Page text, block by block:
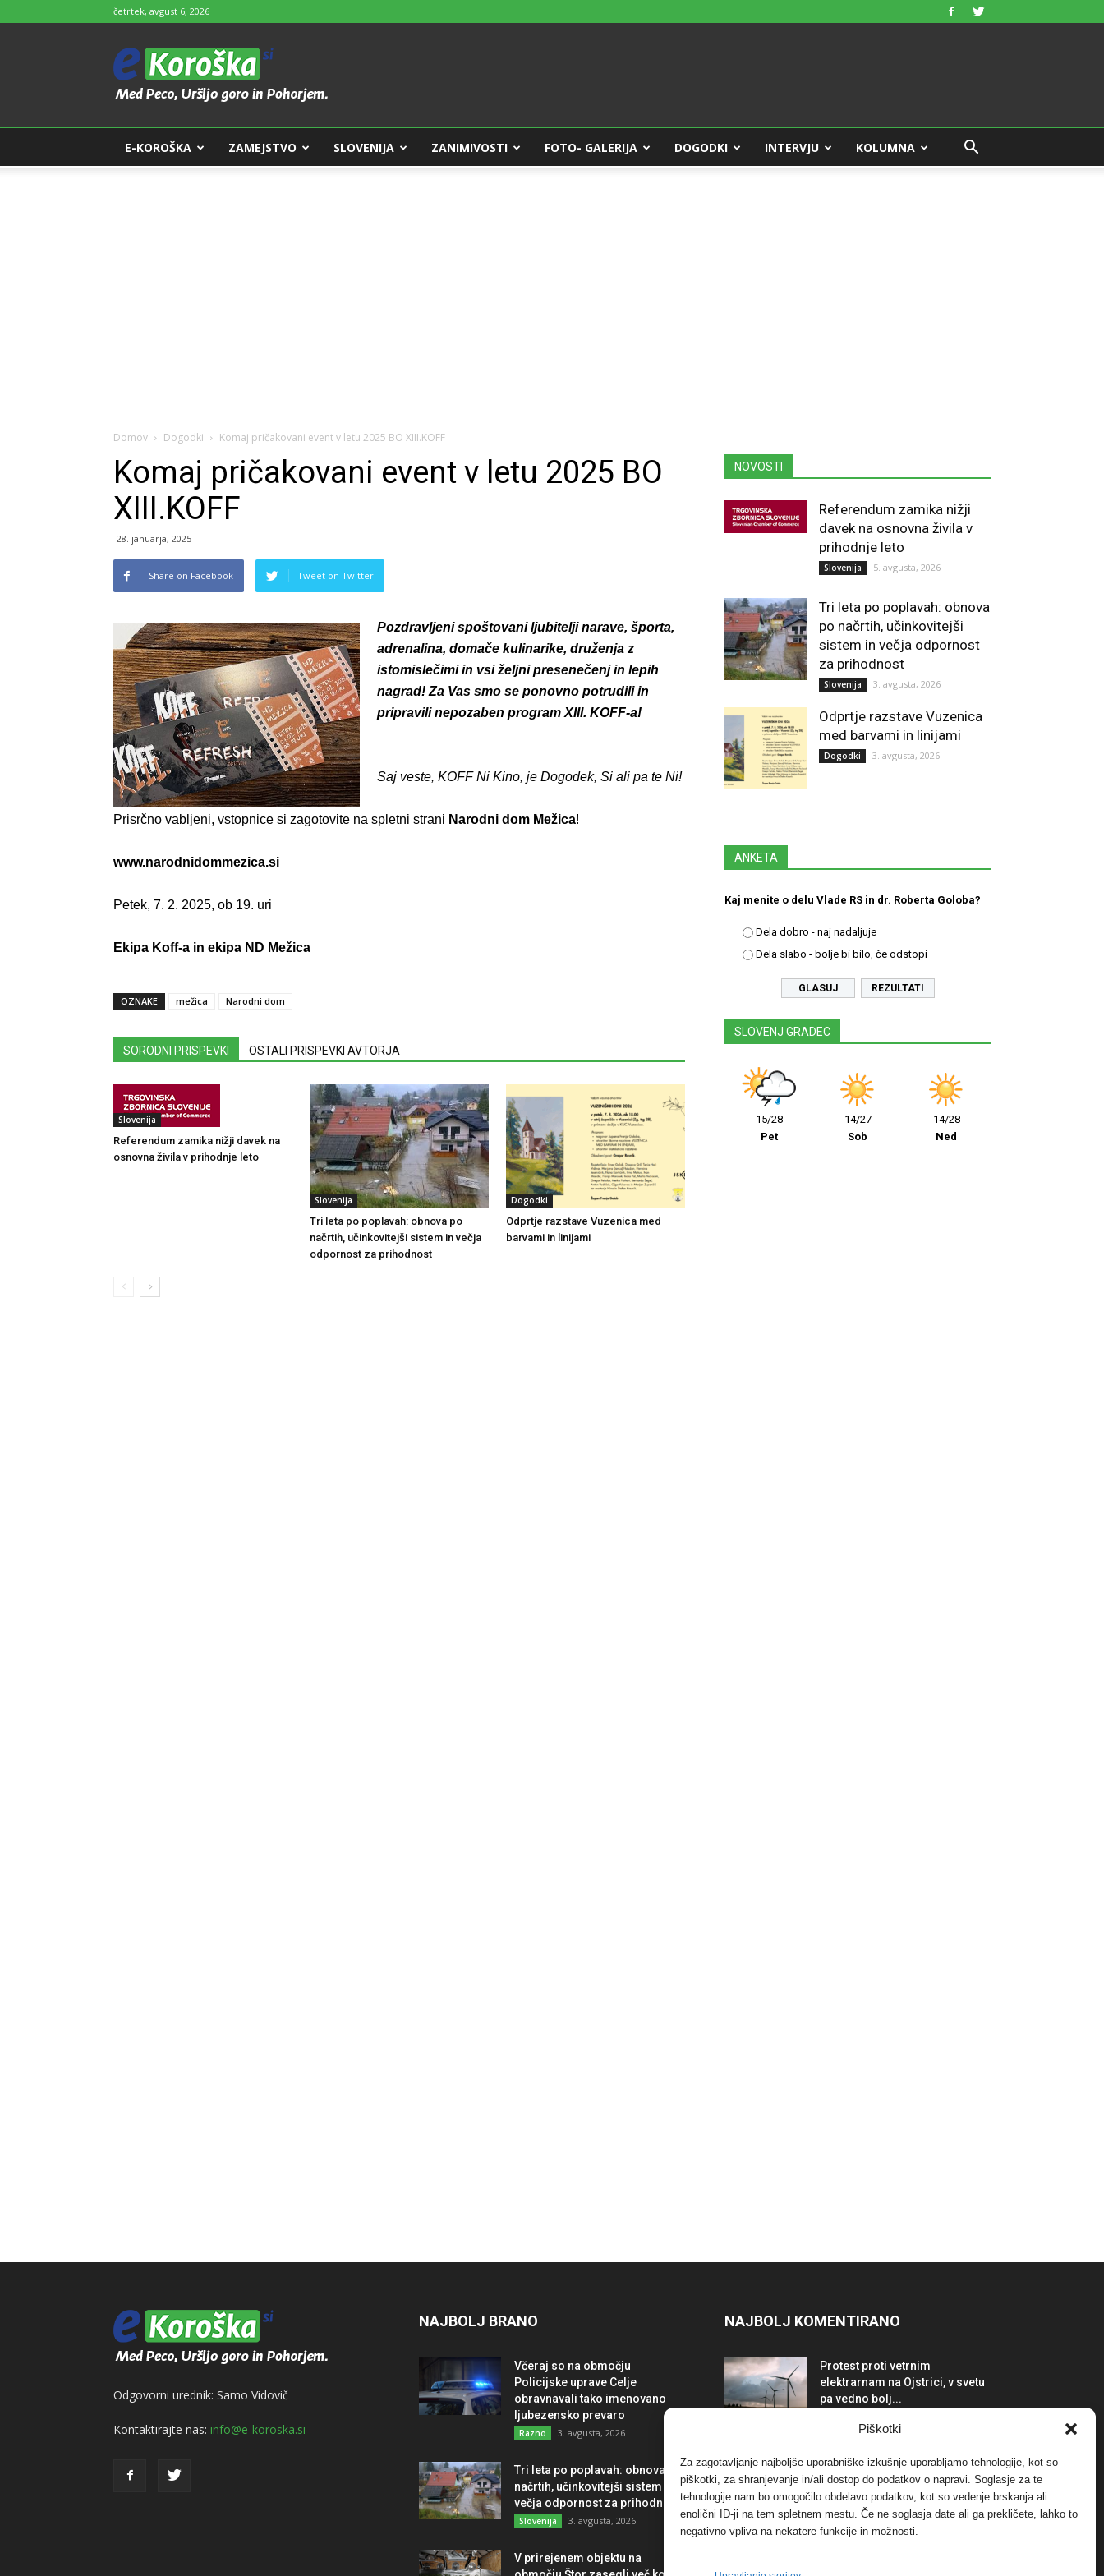
Piškotki
Za zagotavljanje najboljše uporabniške izkušnje uporabljamo tehnologije, kot so
piškotki, za shranjevanje in/ali dostop do podatkov o napravi. Soglasje za te
tehnologije nam bo omogočilo obdelavo podatkov, kot so vedenje brskanja ali
enolični ID-ji na tem spletnem mestu. Če ne soglasja date ali ga prekličete, lahko to
negativno vpliva na nekatere funkcije in možnosti.
četrtek, avgust 6, 2026
e-
Koroška
E-KOROŠKA ZAMEJSTVO SLOVENIJA ZANIMIVOSTI FOTO- GALERIJA DOGODKI INTERVJU KOLUMNA
Domov Dogodki Komaj pričakovani event v letu 2025 BO XIII.KOFF
Komaj pričakovani event v letu 2025 BO
XIII.KOFF
28. januarja, 2025
Share on Facebook Tweet on Twitter
Pozdravljeni spoštovani ljubitelji narave, športa,
adrenalina, domače kulinarike, druženja z
istomislečimi in vsi željni presenečenj in lepih
nagrad! Za Vas smo se ponovno potrudili in
pripravili nepozaben program XIII. KOFF-a!
Saj veste, KOFF Ni Kino, je Dogodek, Si ali pa te Ni!
Prisrčno vabljeni, vstopnice si zagotovite na spletni strani Narodni dom Mežica!
www.narodnidommezica.si
Petek, 7. 2. 2025, ob 19. uri
Ekipa Koff-a in ekipa ND Mežica
OZNAKE mežica Narodni dom
SORODNI PRISPEVKI OSTALI PRISPEVKI AVTORJA
Slovenija
Referendum zamika nižji davek na
osnovna živila v prihodnje leto
Slovenija
Tri leta po poplavah: obnova po
načrtih, učinkovitejši sistem in večja
odpornost za prihodnost
Dogodki
Odprtje razstave Vuzenica med
barvami in linijami
NOVOSTI
Referendum zamika nižji
davek na osnovna živila v
prihodnje leto
Slovenija 5. avgusta, 2026
Tri leta po poplavah: obnova
po načrtih, učinkovitejši
sistem in večja odpornost
za prihodnost
Slovenija 3. avgusta, 2026
Odprtje razstave Vuzenica
med barvami in linijami
Dogodki 3. avgusta, 2026
ANKETA
Kaj menite o delu Vlade RS in dr. Roberta Goloba?
Dela dobro - naj nadaljuje
Dela slabo - bolje bi bilo, če odstopi
REZULTATI
SLOVENJ GRADEC
15/28
Pet
14/27
Sob
14/28
Ned
Odgovorni urednik: Samo Vidovič
Kontaktirajte nas: info@e-koroska.si
NAJBOLJ BRANO
Včeraj so na območju
Policijske uprave Celje
obravnavali tako imenovano
ljubezensko prevaro
Razno 3. avgusta, 2026
Tri leta po poplavah: obnova po
načrtih, učinkovitejši sistem in
večja odpornost za prihodnost
Slovenija 3. avgusta, 2026
V prirejenem objektu na
NAJBOLJ KOMENTIRANO
Protest proti vetrnim
elektrarnam na Ojstrici, v svetu
pa vedno bolj...
elektrarnam Verbund
Dogodki 29. januarja, 2018
FOTO: Razstava cvetličarskega